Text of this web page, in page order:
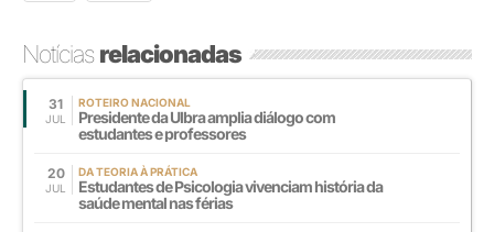
Notíciasrelacionadas
31
JUL
ROTEIRO NACIONAL
Presidente da Ulbra amplia diálogo com
estudantes e professores
20
JUL
DA TEORIA À PRÁTICA
Estudantes de Psicologia vivenciam história da
saúde mental nas férias